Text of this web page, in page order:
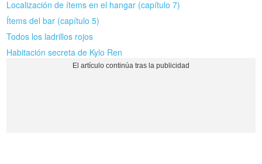
Localización de ítems en el hangar (capítulo 7)
Ítems del bar (capítulo 5)
Todos los ladrillos rojos
Habitación secreta de Kylo Ren